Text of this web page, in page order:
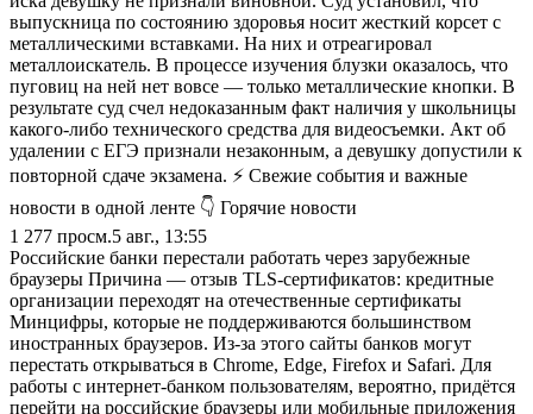
выпускница по состоянию здоровья носит жесткий корсет с
металлическими вставками. На них и отреагировал
металлоискатель. В процессе изучения блузки оказалось, что
пуговиц на ней нет вовсе — только металлические кнопки. В
результате суд счел недоказанным факт наличия у школьницы
какого-либо технического средства для видеосъемки. Акт об
удалении с ЕГЭ признали незаконным, а девушку допустили к
повторной сдаче экзамена. ⚡ Свежие события и важные
новости в одной ленте 👇 Горячие новости
1 277 просм.5 авг., 13:55
Российские банки перестали работать через зарубежные
браузеры Причина — отзыв TLS-сертификатов: кредитные
организации переходят на отечественные сертификаты
Минцифры, которые не поддерживаются большинством
иностранных браузеров. Из-за этого сайты банков могут
перестать открываться в Chrome, Edge, Firefox и Safari. Для
работы с интернет-банком пользователям, вероятно, придётся
перейти на российские браузеры или мобильные приложения